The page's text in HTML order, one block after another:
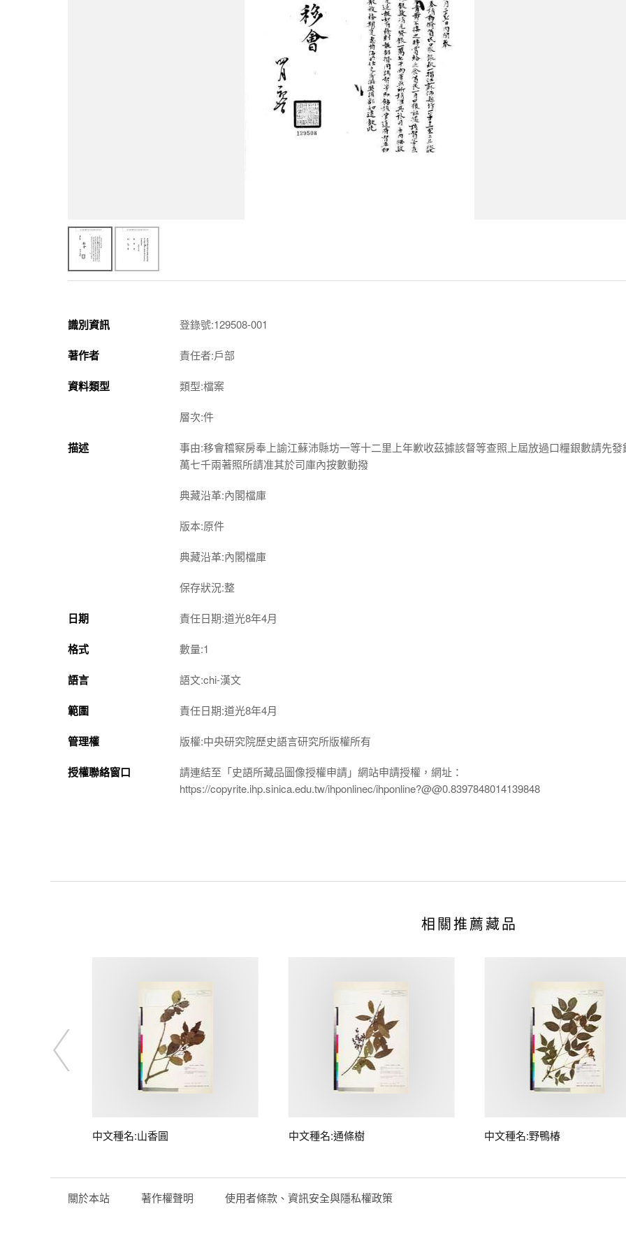
識別資訊 登錄號:129508-001
著作者 責任者:戶部
資料類型 類型:檔案
層次:件
描述
事由:移會稽察房奉上諭江蘇沛縣坊一等十二里上年歉收茲據該督等查照上屆放過口糧銀數請先發
萬七千兩著照所請准其於司庫內按數動撥
典藏沿革:內閣檔庫
版本:原件
典藏沿革:內閣檔庫
保存狀況:整
日期 責任日期:道光8年4月
格式 數量:1
語言 語文:chi-漢文
範圍 責任日期:道光8年4月
管理權 版權:中央研究院歷史語言研究所版權所有
授權聯絡窗口
請連結至「史語所藏品圖像授權申請」網站申請授權，網址：
https://copyrite.ihp.sinica.edu.tw/ihponlinec/ihponline?@@0.8397848014139848
相關推薦藏品
中文種名:山香圓 中文種名:通條樹 中文種名:野鴨椿
關於本站 著作權聲明 使用者條款、資訊安全與隱私權政策